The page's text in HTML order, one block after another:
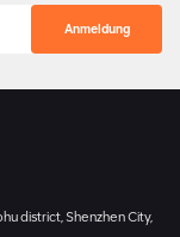
district, Shenzhen City,